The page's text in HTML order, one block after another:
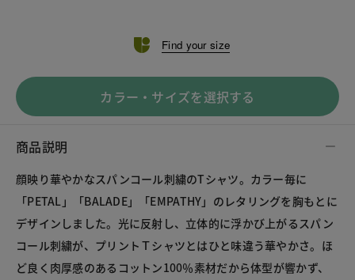
Find your size
カラー・サイズを選択する
商品説明
顔映り華やかなスパンコール刺繍のTシャツ。カラー毎に
「PETAL」「BALADE」「EMPATHY」のレタリングを胸もとに
デザインしました。光に反射し、立体的に浮かび上がるスパン
コール刺繍が、プリントＴシャツとはひと味違う華やかさ。ほ
ど良く肉厚感のあるコットン100％素材だから体型が響かず、